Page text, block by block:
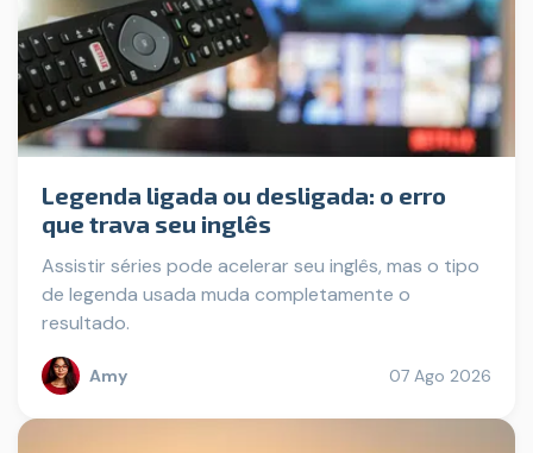
Legenda ligada ou desligada: o erro
que trava seu inglês
Assistir séries pode acelerar seu inglês, mas o tipo
de legenda usada muda completamente o
resultado.
Amy 07 Ago 2026